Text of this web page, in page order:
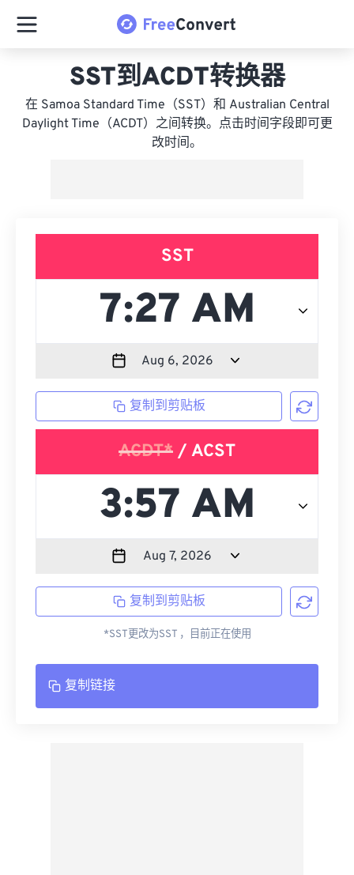
SST到ACDT转换器
在 Samoa Standard Time（SST）和 Australian Central
Daylight Time（ACDT）之间转换。点击时间字段即可更
改时间。
SST
复制到剪贴板
ACDT* / ACST
复制到剪贴板
*SST更改为SST ，目前正在使用
复制链接